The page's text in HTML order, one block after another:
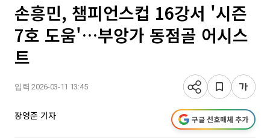
손흥민, 챔피언스컵 16강서 '시즌
7호 도움'…부앙가 동점골 어시스
트
입력 2026-03-11 13:45
장영준 기자 구글 선호매체 추가